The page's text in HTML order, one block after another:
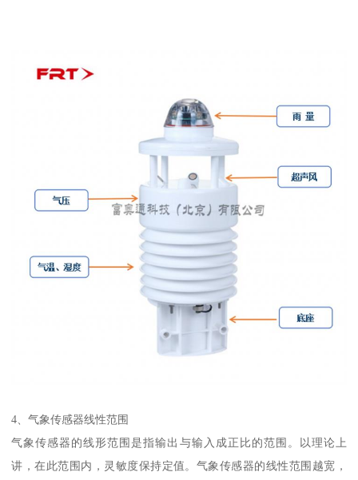
4、气象传感器线性范围
气象传感器的线形范围是指输出与输入成正比的范围。以理论上
讲，在此范围内，灵敏度保持定值。气象传感器的线性范围越宽，